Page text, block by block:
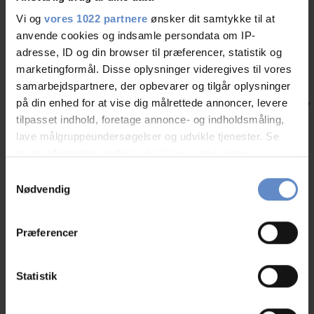
Vi og vores 1022 partnere ønsker dit samtykke til at
anvende cookies og indsamle persondata om IP-
adresse, ID og din browser til præferencer, statistik og
marketingformål. Disse oplysninger videregives til vores
samarbejdspartnere, der opbevarer og tilgår oplysninger
på din enhed for at vise dig målrettede annoncer, levere
tilpasset indhold, foretage annonce- og indholdsmåling,
lave målgruppeundersøgelser og udvikle tjenester. Se
tilbage eller ændre indstillinger fra vores
"Cookiedeklaration", eller ved at trykke på "Privacy
Indsamle præcise oplysninger om din placering,
Identificere din enhed baseret på en scanning af
Nødvendig
Præferencer
Statistik
Ting du skal opleve, når du overnatter på Danhostel Stevns
under jorden, smukke kalkbrud, slotte og godser. Der er nok at opleve
på Stevns, når I overnatter på Danhostel Stevns